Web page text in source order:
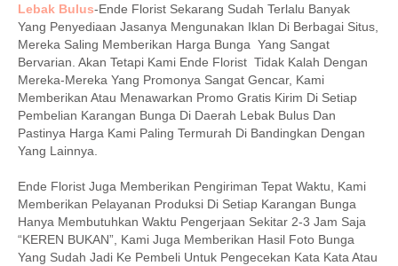
Lebak Bulus-Ende Florist Sekarang Sudah Terlalu Banyak
Yang Penyediaan Jasanya Mengunakan Iklan Di Berbagai Situs,
Mereka Saling Memberikan Harga Bunga Yang Sangat
Bervarian. Akan Tetapi Kami Ende Florist Tidak Kalah Dengan
Mereka-Mereka Yang Promonya Sangat Gencar, Kami
Memberikan Atau Menawarkan Promo Gratis Kirim Di Setiap
Pembelian Karangan Bunga Di Daerah Lebak Bulus Dan
Pastinya Harga Kami Paling Termurah Di Bandingkan Dengan
Yang Lainnya.
Ende Florist Juga Memberikan Pengiriman Tepat Waktu, Kami
Memberikan Pelayanan Produksi Di Setiap Karangan Bunga
Hanya Membutuhkan Waktu Pengerjaan Sekitar 2-3 Jam Saja
“KEREN BUKAN”, Kami Juga Memberikan Hasil Foto Bunga
Yang Sudah Jadi Ke Pembeli Untuk Pengecekan Kata Kata Atau